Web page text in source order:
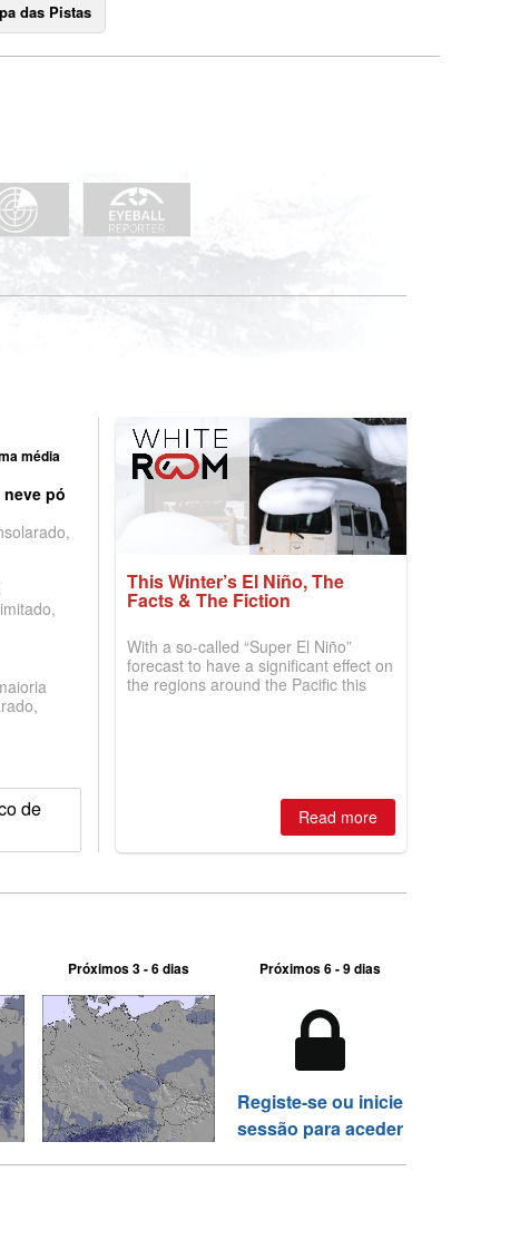
das Pistas
média
pó
de
This Winter’s El Niño, The
Facts & The Fiction
With a so-called “Super El Niño”
forecast to have a significant effect on
the regions around the Pacific this
Read more
Próximos 3 - 6 dias Próximos 6 - 9 dias
Registe-se ou inicie
sessão para aceder